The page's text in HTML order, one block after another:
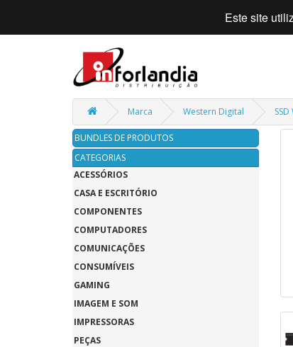
Marca Western Digital
BUNDLES DE PRODUTOS
CATEGORIAS
ACESSÓRIOS
CASA E ESCRITÓRIO
COMPONENTES
COMPUTADORES
COMUNICAÇÕES
CONSUMÍVEIS
GAMING
IMAGEM E SOM
IMPRESSORAS
PEÇAS
Este site